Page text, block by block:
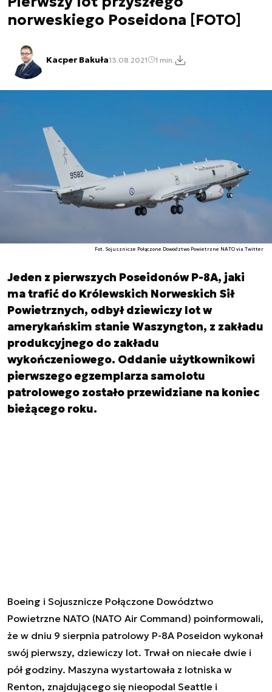
norweskiego Poseidona [FOTO]
Kacper Bakuła13.08.2021 1 min.
Fot. Sojusznicze Połączone Dowództwo Powietrzne NATO via Twitter
Jeden z pierwszych Poseidonów P-8A, jaki
ma trafić do Królewskich Norweskich Sił
Powietrznych, odbył dziewiczy lot w
amerykańskim stanie Waszyngton, z zakładu
produkcyjnego do zakładu
wykończeniowego. Oddanie użytkownikowi
pierwszego egzemplarza samolotu
patrolowego zostało przewidziane na koniec
bieżącego roku.
Boeing i Sojusznicze Połączone Dowództwo
Powietrzne NATO (NATO Air Command) poinformowali,
że w dniu 9 sierpnia patrolowy P-8A Poseidon wykonał
swój pierwszy, dziewiczy lot. Trwał on niecałe dwie i
pół godziny. Maszyna wystartowała z lotniska w
Renton, znajdującego się nieopodal Seattle i